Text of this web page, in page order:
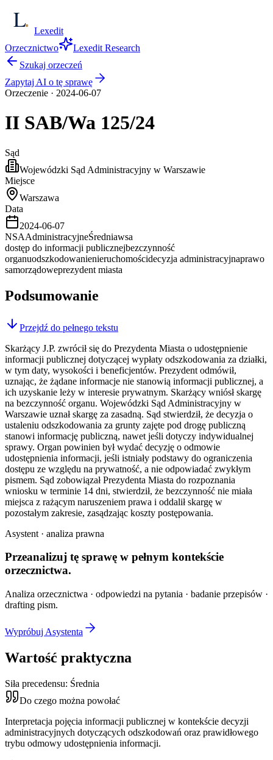
Lexedit
Orzecznictwo
Lexedit Research
Szukaj orzeczeń
Zapytaj AI o tę sprawę
Orzeczenie · 2024-06-07
II SAB/Wa 125/24
Sąd
Wojewódzki Sąd Administracyjny w Warszawie
Miejsce
Warszawa
Data
2024-06-07
NSAAdministracyjneŚredniawsa
dostęp do informacji publicznejbezczynność
organuodszkodowanienieruchomościdecyzja administracyjnaprawo
samorządoweprezydent miasta
Podsumowanie
Przejdź do pełnego tekstu
Skarżący J.P. zwrócił się do Prezydenta Miasta o udostępnienie
informacji publicznej dotyczącej wypłaty odszkodowania za działki,
w tym daty, wysokości i beneficjentów. Prezydent odmówił,
uznając, że żądane informacje nie stanowią informacji publicznej, a
ich uzyskanie leży w interesie prywatnym. Skarżący wniósł skargę
na bezczynność organu. Wojewódzki Sąd Administracyjny w
Warszawie uznał skargę za zasadną. Sąd stwierdził, że decyzja o
ustaleniu odszkodowania za grunty zajęte pod drogę publiczną
stanowi informację publiczną, nawet jeśli dotyczy indywidualnej
sprawy. Organ powinien był wydać decyzję o odmowie
udostępnienia informacji, jeśli istniały podstawy do ograniczenia
dostępu ze względu na prywatność, a nie odpowiadać zwykłym
pismem. Sąd zobowiązał Prezydenta Miasta do rozpoznania
wniosku w terminie 14 dni, stwierdził, że bezczynność nie miała
miejsca z rażącym naruszeniem prawa i oddalił skargę w
pozostałym zakresie, zasądzając koszty postępowania.
Asystent · analiza prawna
Przeanalizuj tę sprawę w pełnym kontekście
orzecznictwa.
Analiza orzecznictwa · odpowiedzi na pytania · badanie przepisów ·
drafting pism.
Wypróbuj Asystenta
Wartość praktyczna
Siła precedensu: Średnia
Do czego można powołać
Interpretacja pojęcia informacji publicznej w kontekście decyzji
administracyjnych dotyczących odszkodowań oraz prawidłowego
trybu odmowy udostępnienia informacji.